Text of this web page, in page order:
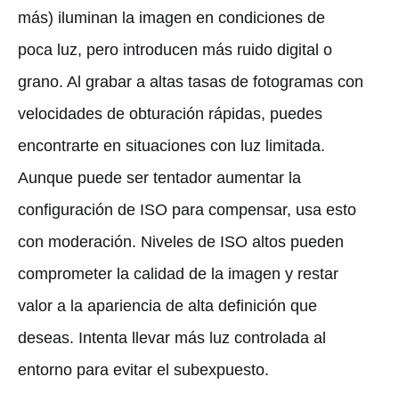
más) iluminan la imagen en condiciones de
poca luz, pero introducen más ruido digital o
grano. Al grabar a altas tasas de fotogramas con
velocidades de obturación rápidas, puedes
encontrarte en situaciones con luz limitada.
Aunque puede ser tentador aumentar la
configuración de ISO para compensar, usa esto
con moderación. Niveles de ISO altos pueden
comprometer la calidad de la imagen y restar
valor a la apariencia de alta definición que
deseas. Intenta llevar más luz controlada al
entorno para evitar el subexpuesto.